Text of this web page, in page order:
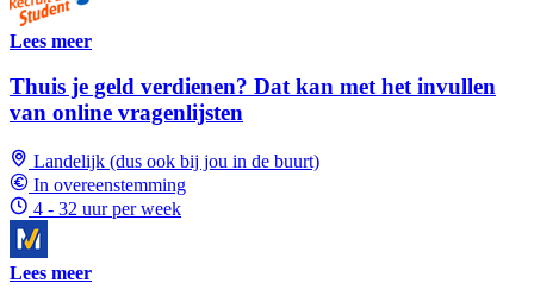
Lees meer
Thuis je geld verdienen? Dat kan met het invullen
van online vragenlijsten
Landelijk (dus ook bij jou in de buurt)
In overeenstemming
4 - 32 uur per week
Lees meer